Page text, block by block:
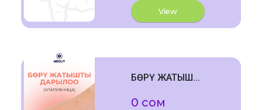
View
БӨРҮ ЖАТЫШ...
0 сом